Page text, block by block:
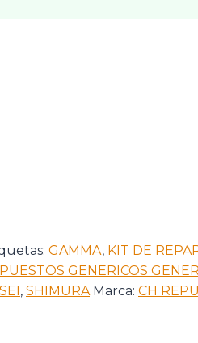
GAMMA, KIT DE
GENERICOS
, SHIMURA Marca: CH